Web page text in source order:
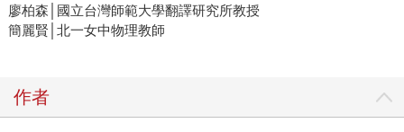
廖柏森│國立台灣師範大學翻譯研究所教授
簡麗賢│北一女中物理教師
作者